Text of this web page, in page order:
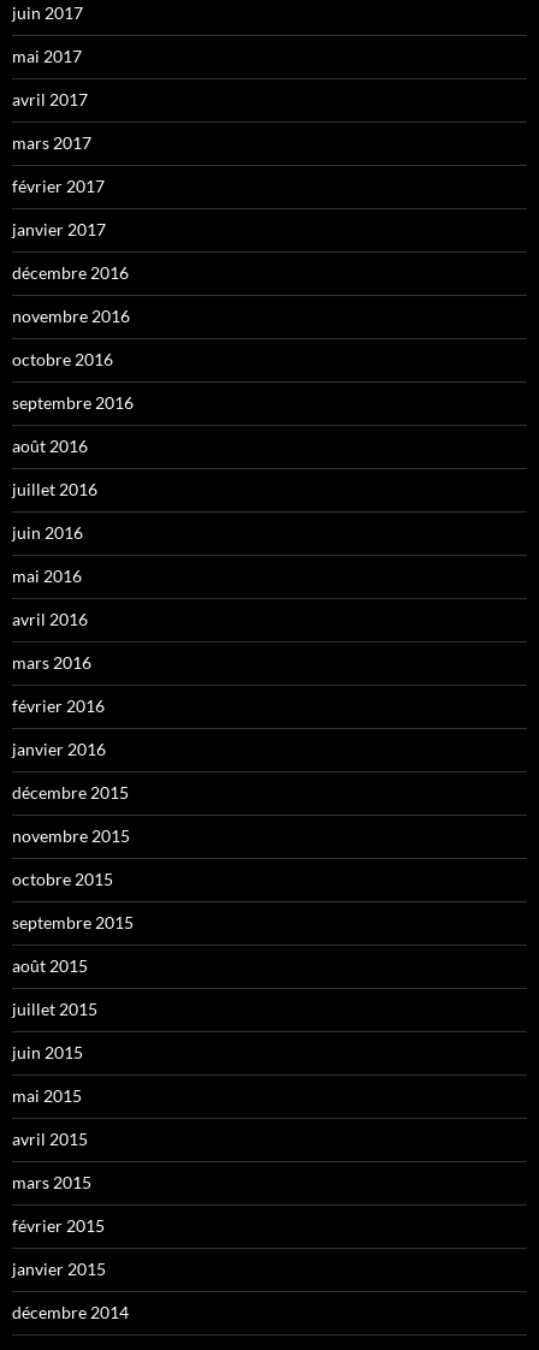
juin 2017
mai 2017
avril 2017
mars 2017
février 2017
janvier 2017
décembre 2016
novembre 2016
octobre 2016
septembre 2016
août 2016
juillet 2016
juin 2016
mai 2016
avril 2016
mars 2016
février 2016
janvier 2016
décembre 2015
novembre 2015
octobre 2015
septembre 2015
août 2015
juillet 2015
juin 2015
mai 2015
avril 2015
mars 2015
février 2015
janvier 2015
décembre 2014